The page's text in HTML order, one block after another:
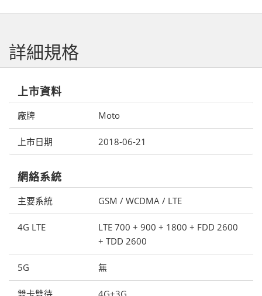
詳細規格
上市資料
廠牌 Moto
上市日期 2018-06-21
網絡系統
主要系統 GSM / WCDMA / LTE
4G LTE
LTE 700 + 900 + 1800 + FDD 2600
+ TDD 2600
5G 無
雙卡雙待 4G+3G